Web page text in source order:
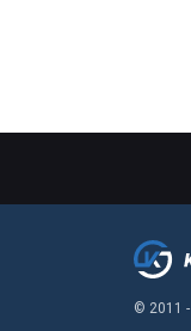
© 2011 -